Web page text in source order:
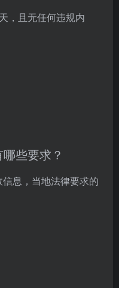
，且无任何违规内
些要求？
息，当地法律要求的